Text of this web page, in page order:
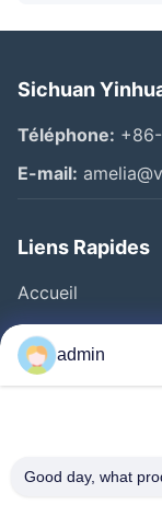
Sichuan
Téléphone:
E-mail:
Liens Rapides
Accueil
Produits
Vidéos
Contrôle Qualité
admin
Good day, what